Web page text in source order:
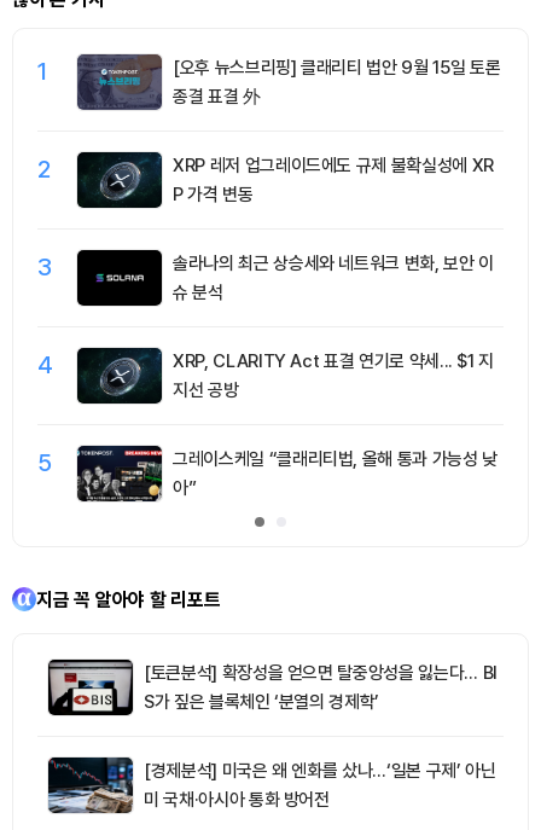
1
[오후 뉴스브리핑] 클래리티 법안 9월 15일 토론
종결 표결 外
2
XRP 레저 업그레이드에도 규제 불확실성에 XR
P 가격 변동
3
솔라나의 최근 상승세와 네트워크 변화, 보안 이
슈 분석
4
XRP, CLARITY Act 표결 연기로 약세... $1 지
지선 공방
5
그레이스케일 “클래리티법, 올해 통과 가능성 낮
아”
지금 꼭 알아야 할 리포트
[토큰분석] 확장성을 얻으면 탈중앙성을 잃는다… BI
S가 짚은 블록체인 ‘분열의 경제학’
[경제분석] 미국은 왜 엔화를 샀나…‘일본 구제’ 아닌
미 국채·아시아 통화 방어전